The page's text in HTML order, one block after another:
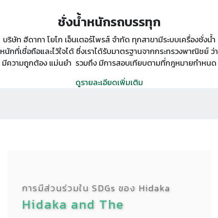
ชั่งน้ำหนักรถบรรทุก
บริษัท ฮีดากา โยโก เอ็นเตอร์ไพรส์ จำกัด ทุกสาขามีระบบเครื่องชั่งน้ำ
หนักที่เชื่อถือและไว้ใจได้ ซึ่งเราได้รับมาตรฐานจากกระทรวงพาณิชย์ ว่า
มีความถูกต้อง แม่นยำ รวมถึง มีการสอบเทียบตามที่กฎหมายกำหนด
ดูรายละเอียดเพิ่มเติม
การมีส่วนร่วมใน SDGs ของ Hidaka
Hidaka and The